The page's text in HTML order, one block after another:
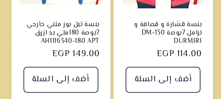
بنسة قشارة و قصافة و
ترامل 7بوصة DM-130
DURMIRI
سعر
EGP 114.00
أضف إلى السلة
بنسة تيل بوز متني خارجي
7بوصة 180ملي يد ازرق
AH1116340-180 APT
سعر
EGP 149.00
أضف إلى السلة